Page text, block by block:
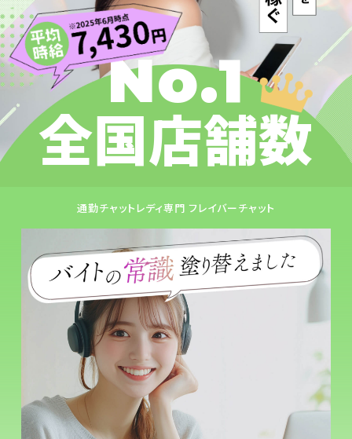
No.1
全国店舗数
通勤チャットレディ専門 フレイバーチャット